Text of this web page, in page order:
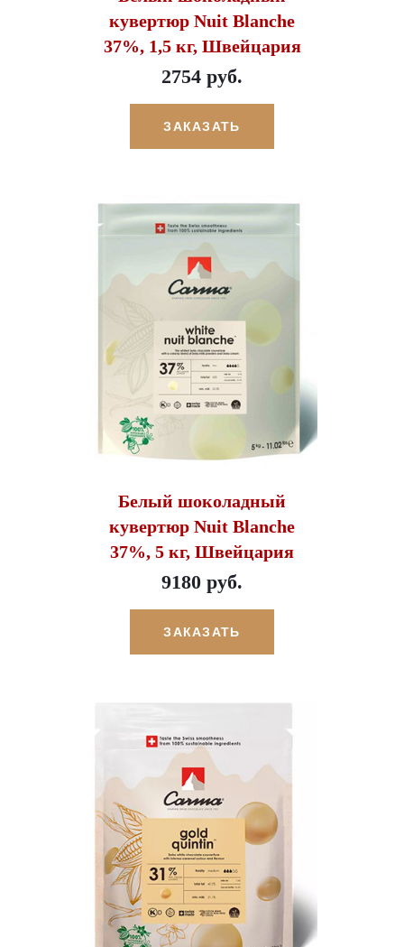
кувертюр Nuit Blanche
37%, 1,5 кг, Швейцария
2754 руб.
ЗАКАЗАТЬ
Белый шоколадный
кувертюр Nuit Blanche
37%, 5 кг, Швейцария
9180 руб.
ЗАКАЗАТЬ